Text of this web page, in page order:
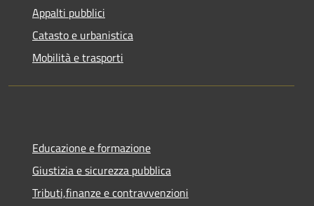
Appalti pubblici
Catasto e urbanistica
Mobilità e trasporti
Educazione e formazione
Giustizia e sicurezza pubblica
Tributi,finanze e contravvenzioni